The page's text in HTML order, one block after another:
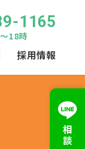
採用情報
1165
18時
相談